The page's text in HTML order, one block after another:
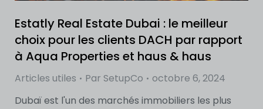
Estatly Real Estate Dubai : le meilleur
choix pour les clients DACH par rapport
à Aqua Properties et haus & haus
Articles utiles Par SetupCo
octobre 6, 2024
Dubaï est l'un des marchés immobiliers les plus